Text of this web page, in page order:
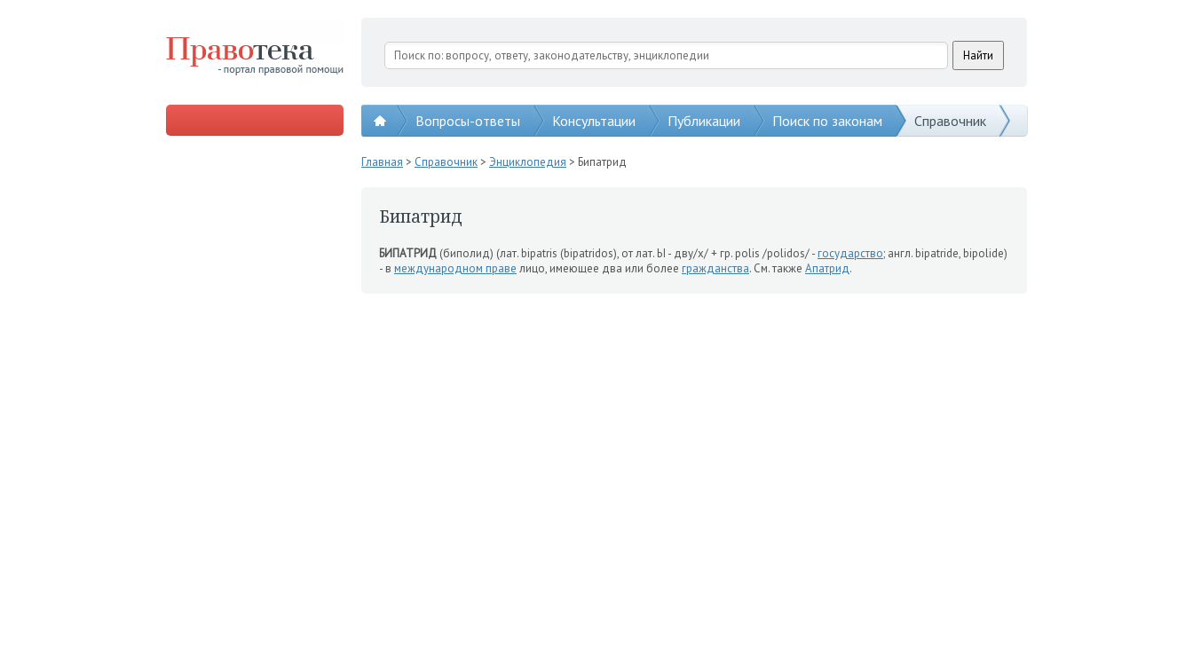
Вопросы-ответы Консультации Публикации Поиск по законам Справочник
Главная > Справочник> Энциклопедия > Бипатрид
Бипатрид
БИПАТРИД (биполид) (лат. bipatris (bipatridos), от лат. Ы - дву/х/ + гр. polis /polidos/ -государство; англ. bipatride, bipolide)
- в международном праве лицо, имеющее два или более гражданства. См. также Апатрид.